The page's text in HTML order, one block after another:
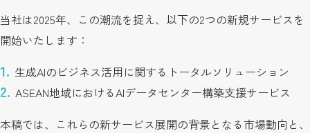
当社は2025年、この潮流を捉え、以下の2つの新規サービスを
開始いたします：
生成AIのビジネス活用に関するトータルソリューション
ASEAN地域におけるAIデータセンター構築支援サービス
本稿では、これらの新サービス展開の背景となる市場動向と、